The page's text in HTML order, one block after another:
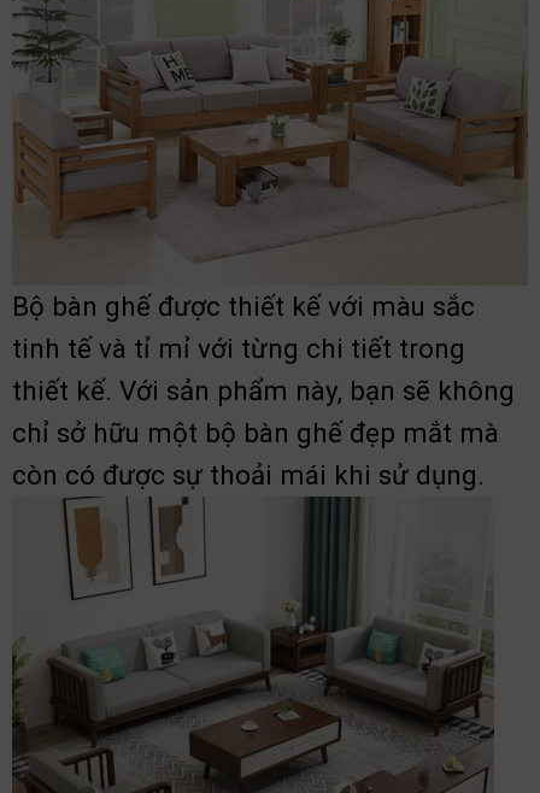
Bộ bàn ghế được thiết kế với màu sắc
tinh tế và tỉ mỉ với từng chi tiết trong
thiết kế. Với sản phẩm này, bạn sẽ không
chỉ sở hữu một bộ bàn ghế đẹp mắt mà
còn có được sự thoải mái khi sử dụng.